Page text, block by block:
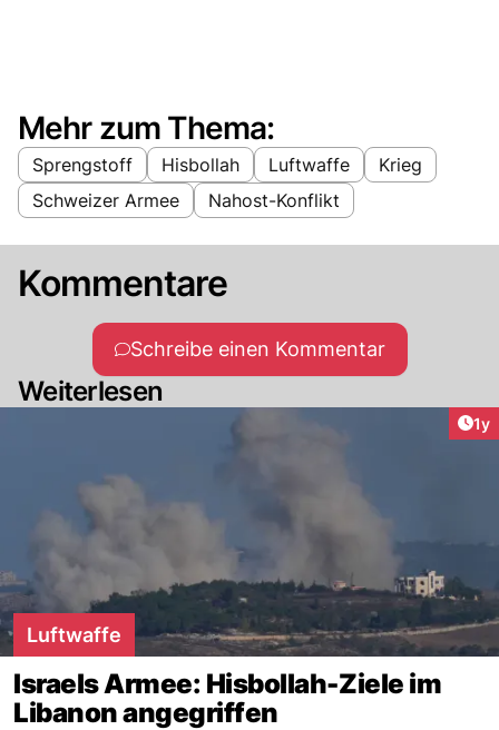
Mehr zum Thema:
Sprengstoff Hisbollah Luftwaffe
Krieg
Schweizer Armee
Nahost-Konflikt
Kommentare
Schreibe einen Kommentar
Weiterlesen
1y
Luftwaffe
Israels Armee: Hisbollah-Ziele im
Libanon angegriffen